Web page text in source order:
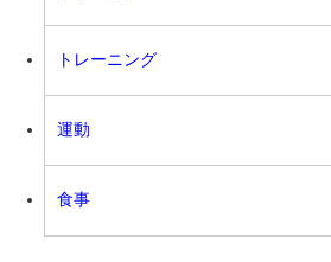
トレーニング
運動
食事